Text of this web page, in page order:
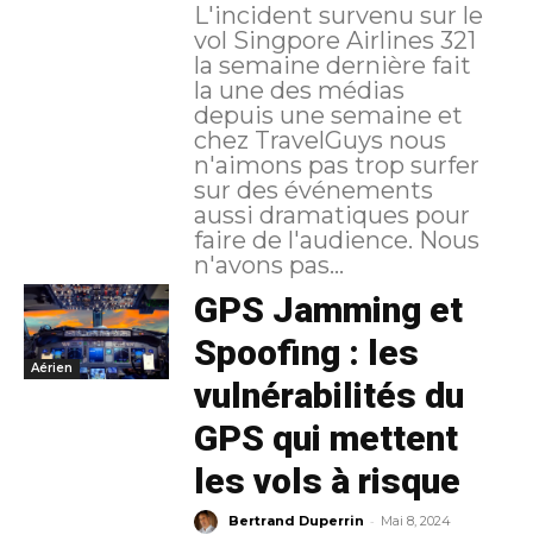
L'incident survenu sur le
vol Singpore Airlines 321
la semaine dernière fait
la une des médias
depuis une semaine et
chez TravelGuys nous
n'aimons pas trop surfer
sur des événements
aussi dramatiques pour
faire de l'audience. Nous
n'avons pas...
Aérien
GPS Jamming et
Spoofing : les
vulnérabilités du
GPS qui mettent
les vols à risque
Bertrand Duperrin - Mai 8, 2024